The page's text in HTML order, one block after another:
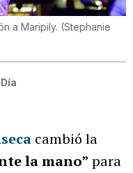
a Maripily. (Stephanie
cambió la
la mano” para